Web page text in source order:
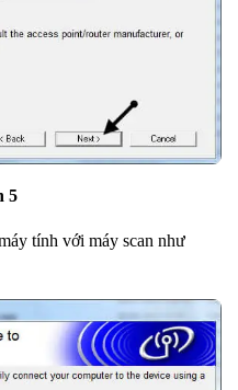
5
tính với máy scan như